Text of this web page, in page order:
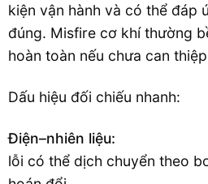
kiện vận hành và có thể đáp
đúng. Misfire cơ khí thường
hoàn toàn nếu chưa can
Dấu hiệu đối chiếu nhanh:
Điện–nhiên liệu:
lỗi có thể dịch chuyển theo